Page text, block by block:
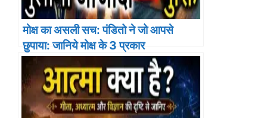
मोक्ष का असली सच: पंडितो ने जो आपसे
छुपाया: जानिये मोक्ष के 3 प्रकार